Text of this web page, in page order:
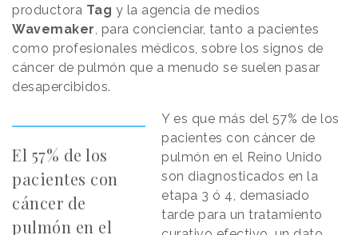
productora Tag y la agencia de medios
Wavemaker, para concienciar, tanto a pacientes
como profesionales médicos, sobre los signos de
cáncer de pulmón que a menudo se suelen pasar
desapercibidos.
El 57% de los
pacientes con
cáncer de
pulmón en el
Y es que más del 57% de los
pacientes con cáncer de
pulmón en el Reino Unido
son diagnosticados en la
etapa 3 ó 4, demasiado
tarde para un tratamiento